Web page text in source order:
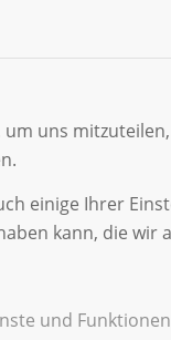
uns
einige Ihrer
kann, die wir
und